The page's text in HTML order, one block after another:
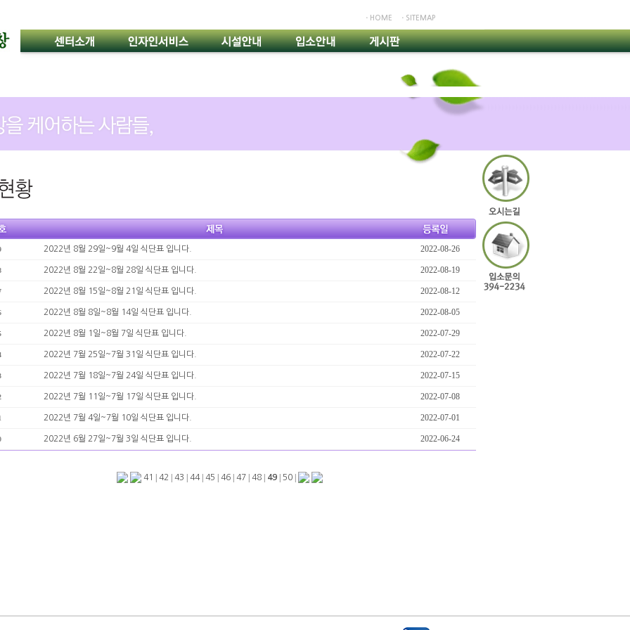
ㆍHOME ㆍSITEMAP
2022년 8월 29일~9월 4일 식단표 입니다. 2022-08-26
2022년 8월 22일~8월 28일 식단표 입니다. 2022-08-19
2022년 8월 15일~8월 21일 식단표 입니다. 2022-08-12
2022년 8월 8일~8월 14일 식단표 입니다. 2022-08-05
2022년 8월 1일~8월 7일 식단표 입니다. 2022-07-29
2022년 7월 25일~7월 31일 식단표 입니다. 2022-07-22
2022년 7월 18일~7월 24일 식단표 입니다. 2022-07-15
2022년 7월 11일~7월 17일 식단표 입니다. 2022-07-08
2022년 7월 4일~7월 10일 식단표 입니다. 2022-07-01
2022년 6월 27일~7월 3일 식단표 입니다. 2022-06-24
41 42 43 44| 45 46| 47| 48| 49| 50|